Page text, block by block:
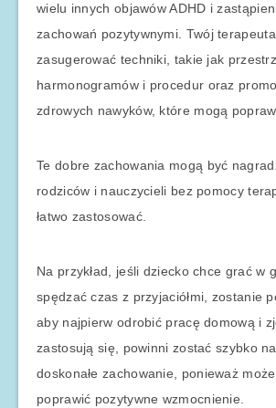
wielu innych objawów ADHD i
zachowań pozytywnymi. Twój
zasugerować techniki, takie jak
harmonogramów i procedur oraz
zdrowych nawyków, które mogą
Te dobre zachowania mogą być
rodziców i nauczycieli bez pomocy
łatwo zastosować.
Na przykład, jeśli dziecko chce grać w
spędzać czas z przyjaciółmi, zostanie
aby najpierw odrobić pracę domową i
zastosują się, powinni zostać szybko
doskonałe zachowanie, ponieważ
poprawić pozytywne wzmocnienie.